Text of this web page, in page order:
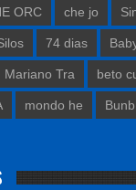
ORC che jo
74 dias
Mariano Tra beto
mondo he Bunb